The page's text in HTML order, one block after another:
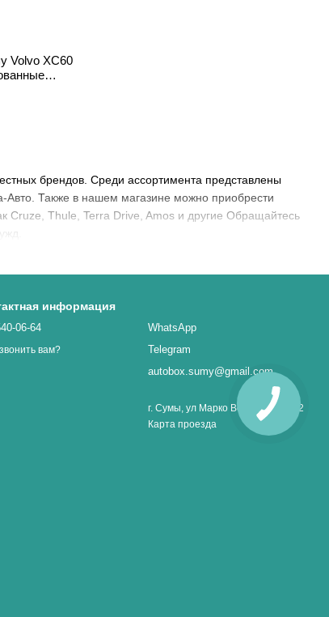
брендов. Среди ассортимента представлены
Авто. Также в нашем магазине можно приобрести
Cruze, Thule, Terra Drive, Amos и другие Обращайтесь
Volvo XC60
информация
06-64
вам?
WhatsApp
Telegram
autobox.sumy@gmail.com
г. Сумы, ул Марко Вовчок 1, оф. 32
Карта проезда